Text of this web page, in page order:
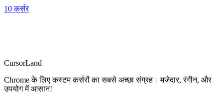
10 कर्सर
CursorLand
Chrome के लिए कस्टम कर्सरों का सबसे अच्छा संग्रह। मजेदार, रंगीन, और
उपयोग में आसान!